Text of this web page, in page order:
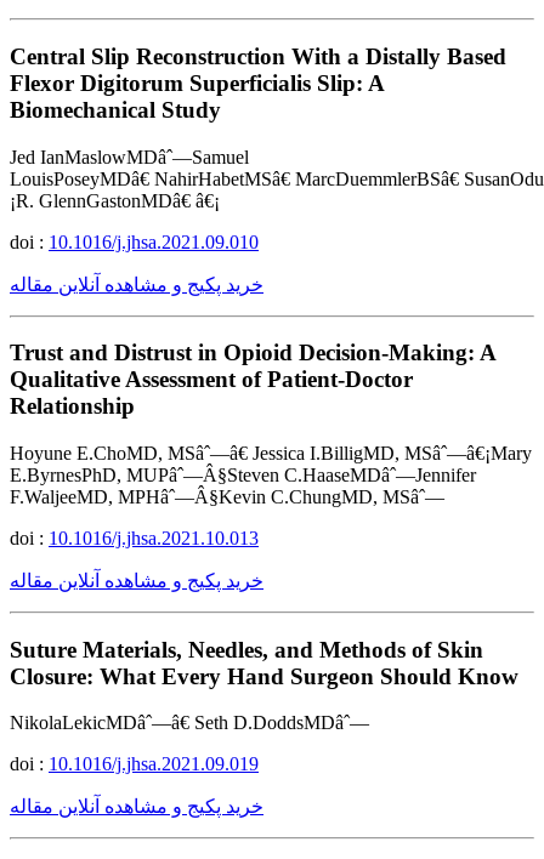
Central Slip Reconstruction With a Distally Based
Flexor Digitorum Superficialis Slip: A
Biomechanical Study
Jed IanMaslowMDâˆ—Samuel
LouisPoseyMDâ€ NahirHabetMSâ€ MarcDuemmlerBSâ€
¡R. GlennGastonMDâ€ â€¡
doi : 10.1016/j.jhsa.2021.09.010
خرید پکیج و مشاهده آنلاین مقاله
Trust and Distrust in Opioid Decision-Making: A
Qualitative Assessment of Patient-Doctor
Relationship
Hoyune E.ChoMD, MSâˆ—â€ Jessica I.BilligMD, MSâˆ—â€¡Mary
E.ByrnesPhD, MUPâˆ—Â§Steven C.HaaseMDâˆ—Jennifer
F.WaljeeMD, MPHâˆ—Â§Kevin C.ChungMD, MSâˆ—
doi : 10.1016/j.jhsa.2021.10.013
خرید پکیج و مشاهده آنلاین مقاله
Suture Materials, Needles, and Methods of Skin
Closure: What Every Hand Surgeon Should Know
NikolaLekicMDâˆ—â€ Seth D.DoddsMDâˆ—
doi : 10.1016/j.jhsa.2021.09.019
خرید پکیج و مشاهده آنلاین مقاله